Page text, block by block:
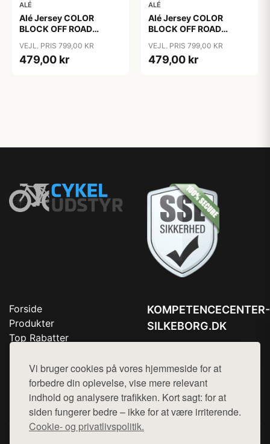
Vi bruger cookies på vores hjemmeside for at
forbedre din oplevelse, vise mere relevant
indhold og analysere trafikken. Kort sagt: for at
siden fungerer bedre – ikke for at være irriterende.
Cookie- og privatlivspolitik.
ALÉ
Alé Jersey COLOR
BLOCK OFF ROAD
VEJL. PRIS 799,00 KR
479,00 kr
ALÉ
Alé Jersey COLOR
BLOCK OFF ROAD
VEJL. PRIS 799,00 KR
479,00 kr
Forside
Produkter
Top Rabatter
Kontakt
KOMPETENCECENTER-
SILKEBORG.DK
Mail:hej@want.dk
Cookie- og privatlivspolitik